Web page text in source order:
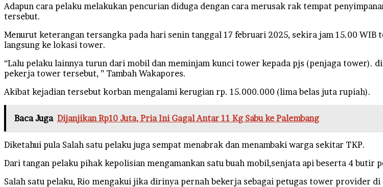
Adapun cara pelaku melakukan pencurian diduga dengan cara merusak rak tempat
tersebut.
Menurut keterangan tersangka pada hari senin tanggal 17 februari 2025, sekira jam 15.00 WIB
langsung ke lokasi tower.
“Lalu pelaku lainnya turun dari mobil dan meminjam kunci tower kepada pjs (penjaga tower).
pekerja tower tersebut, ” Tambah Wakapores.
Akibat kejadian tersebut korban mengalami kerugian rp. 15.000.000 (lima belas juta rupiah).
Baca Juga Dijanjikan Rp10 Juta, Pria Ini Gagal Antar 11 Kg Sabu ke Palembang
Diketahui pula Salah satu pelaku juga sempat menabrak dan menambaki warga sekitar TKP.
Dari tangan pelaku pihak kepolisian mengamankan satu buah mobil,senjata api beserta 4 butir
Salah satu pelaku, Rio mengakui jika dirinya pernah bekerja sebagai petugas tower provider di